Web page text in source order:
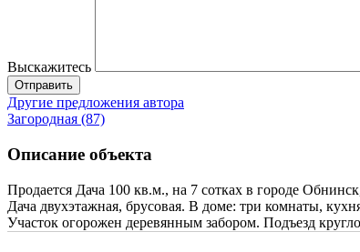
Выскажитесь
Отправить
Другие предложения автора
Загородная (87)
Описание объекта
Продается Дача 100 кв.м., на 7 сотках в городе
Дача двухэтажная, брусовая. В доме: три комнаты,
Участок огорожен деревянным забором. Подъезд